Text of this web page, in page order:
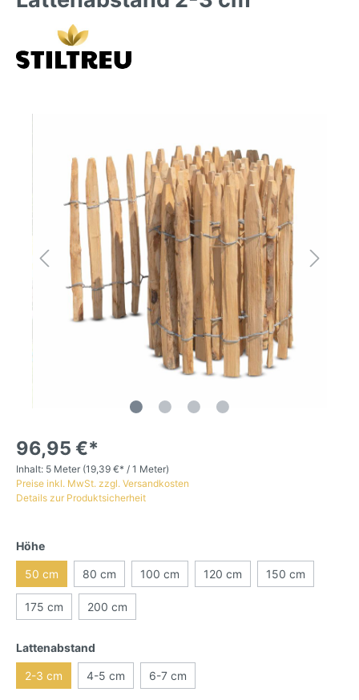
96,95 €*
Inhalt: 5 Meter (19,39 €* / 1 Meter)
Preise inkl. MwSt. zzgl. Versandkosten
Details zur Produktsicherheit
Höhe
50 cm 80 cm 100 cm 120 cm 150 cm
175 cm 200 cm
Lattenabstand
2-3 cm 4-5 cm 6-7 cm